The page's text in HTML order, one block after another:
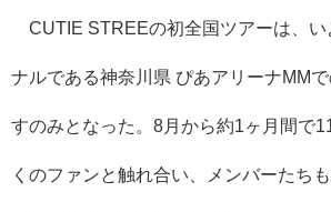
CUTIE STREEの初全国ツアーは、い
ナルである神奈川県 ぴあアリーナMM
すのみとなった。8月から約1ヶ月間で
くのファンと触れ合い、メンバーたち